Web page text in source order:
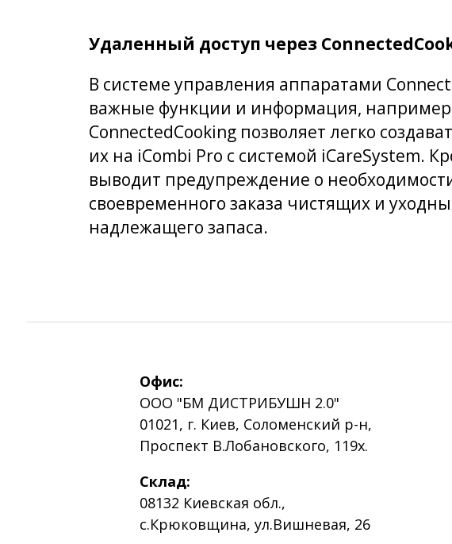
Удаленный доступ через
В системе управления аппаратами
важные функции и информация,
ConnectedCooking позволяет легко
их на iCombi Pro с системой iCareSystem.
выводит предупреждение о
своевременного заказа чистящих и
надлежащего запаса.
Офис:
ООО "БМ ДИСТРИБУШН 2.0"
01021, г. Киев, Соломенский р-н,
Проспект В.Лобановского, 119х.
Склад:
08132 Киевская обл.,
с.Крюковщина, ул.Вишневая, 26